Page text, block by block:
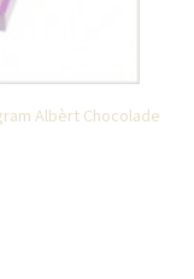
Albèrt Chocolade